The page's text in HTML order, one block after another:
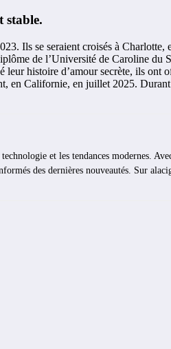
stable.
Ils se seraient croisés à
de l’Université de Caroline du
leur histoire d’amour secrète, ils
en Californie, en juillet 2025.
et les tendances modernes.
des dernières nouveautés. Sur